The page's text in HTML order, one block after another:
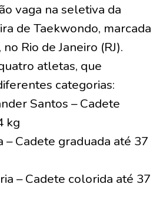
vaga na seletiva da
de Taekwondo, marcada
Rio de Janeiro (RJ).
atletas, que
categorias:
Santos – Cadete
kg
– Cadete graduada até 37
– Cadete colorida até 37